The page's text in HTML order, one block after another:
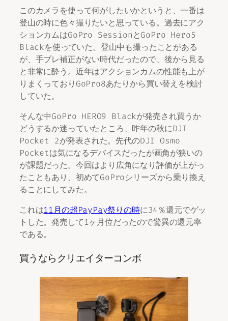
このカメラを使って何がしたいかというと、一番は
登山の時に色々撮りたいと思っている。過去にアク
ションカムはGoPro SessionとGoPro Hero5
Blackを使っていた。登山中も撮ったことがある
が、手ブレ補正がない時代だったので、後から見る
と非常に酔う。近年はアクションカムの性能も上が
りまくっておりGoPro8あたりから買い替えを検討
していた。
そんな中GoPro HERO9 Blackが発売され買うか
どうするか迷っていたところ、昨年の秋にDJI
Pocket 2が発表された。先代のDJI Osmo
Pocketは気になるデバイスだったが画角が狭いの
が課題だった。今回はより広角になり評価が上がっ
たこともあり、初めてGoProシリーズから乗り換え
ることにしてみた。
これは11月の超PayPay祭りの時に34％還元でゲッ
トした。発売して1ヶ月位だったので驚異の還元率
である。
買うならクリエイターコンボ